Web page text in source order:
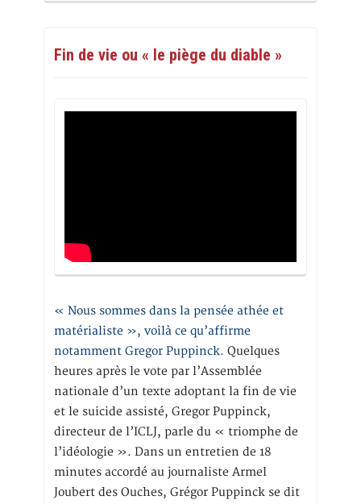
Fin de vie ou « le piège du diable »
« Nous sommes dans la pensée athée et
matérialiste », voilà ce qu’affirme
notamment Gregor Puppinck. Quelques
heures après le vote par l’Assemblée
nationale d’un texte adoptant la fin de vie
et le suicide assisté, Gregor Puppinck,
directeur de l’ICLJ, parle du « triomphe de
l’idéologie ». Dans un entretien de 18
minutes accordé au journaliste Armel
Joubert des Ouches, Grégor Puppinck se dit